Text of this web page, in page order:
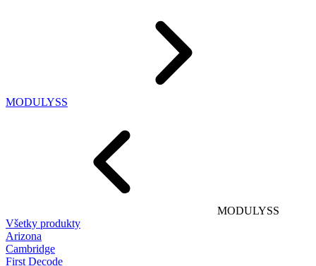
MODULYSS
MODULYSS
Všetky produkty
Arizona
Cambridge
First Decode